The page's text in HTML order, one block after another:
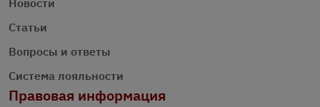
Статьи
Вопросы и ответы
Система лояльности
Правовая информация